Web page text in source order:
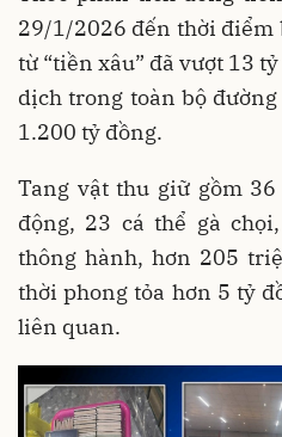
29/1/2026 đến thời điểm
từ “tiền xâu” đã vượt 13
dịch trong toàn bộ
1.200 tỷ đồng.
Tang vật thu giữ gồm
động, 23 cá thể gà
thông hành, hơn 205
thời phong tỏa hơn 5 tỷ
liên quan.